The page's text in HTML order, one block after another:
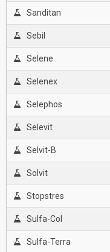
Sanditan
Sebil
Selene
Selenex
Selephos
Selevit
Selvit-B
Solvit
Stopstres
Sulfa-Col
Sulfa-Terra